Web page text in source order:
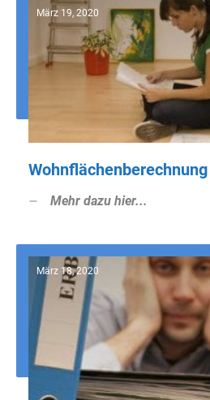
März 19, 2020
Wohnflächenberechnung
Mehr dazu hier...
März 18, 2020